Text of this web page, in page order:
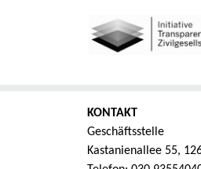
KONTAKT
Geschäftsstelle
Kastanienallee 55,